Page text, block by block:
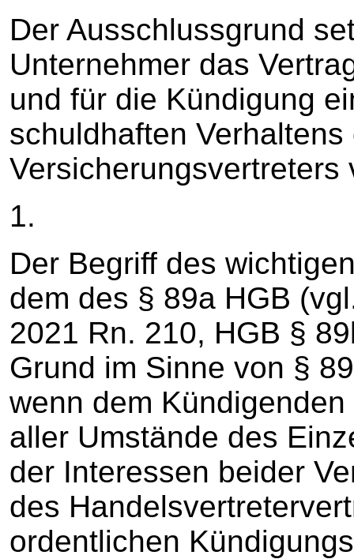
Der Ausschlussgrund
Unternehmer das
und für die Kündigung
schuldhaften Verhaltens
Versicherungsvertreters
1.
Der Begriff des
dem des § 89a HGB
2021 Rn. 210, HGB §
Grund im Sinne von §
wenn dem
aller Umstände des
der Interessen beider
des
ordentlichen